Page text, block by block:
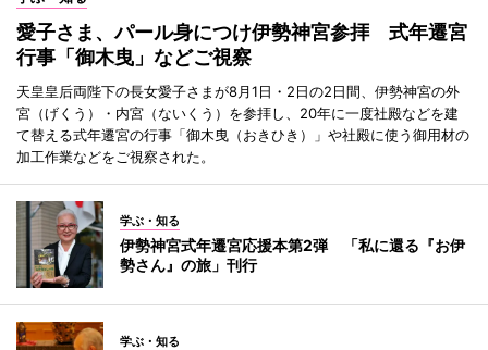
愛子さま、パール身につけ伊勢神宮参拝 式年遷宮
行事「御木曳」などご視察
天皇皇后両陛下の長女愛子さまが8月1日・2日の2日間、伊勢神宮の外
宮（げくう）・内宮（ないくう）を参拝し、20年に一度社殿などを建
て替える式年遷宮の行事「御木曳（おきひき）」や社殿に使う御用材の
加工作業などをご視察された。
学ぶ・知る
伊勢神宮式年遷宮応援本第2弾 「私に還る『お伊
勢さん』の旅」刊行
学ぶ・知る